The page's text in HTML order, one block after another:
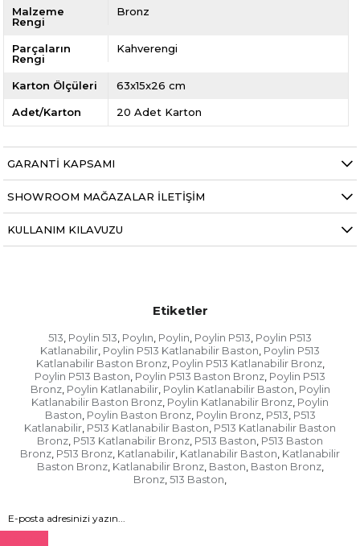
Malzeme
Rengi
Bronz
Parçaların
Rengi
Kahverengi
Karton Ölçüleri 63x15x26 cm
Adet/Karton 20 Adet Karton
GARANTI KAPSAMI
SHOWROOM MAĞAZALAR İLETIŞIM
KULLANIM KILAVUZU
Etiketler
513, Poylin 513, Poylın, Poylin, Poylin P513, Poylin P513
Katlanabilir, Poylin P513 Katlanabilir Baston, Poylin P513
Katlanabilir Baston Bronz, Poylin P513 Katlanabilir Bronz,
Poylin P513 Baston, Poylin P513 Baston Bronz, Poylin P513
Bronz, Poylin Katlanabilir, Poylin Katlanabilir Baston, Poylin
Katlanabilir Baston Bronz, Poylin Katlanabilir Bronz, Poylin
Baston, Poylin Baston Bronz, Poylin Bronz, P513, P513
Katlanabilir, P513 Katlanabilir Baston, P513 Katlanabilir Baston
Bronz, P513 Katlanabilir Bronz, P513 Baston, P513 Baston
Bronz, P513 Bronz, Katlanabilir, Katlanabilir Baston, Katlanabilir
Baston Bronz, Katlanabilir Bronz, Baston, Baston Bronz,
Bronz, 513 Baston,